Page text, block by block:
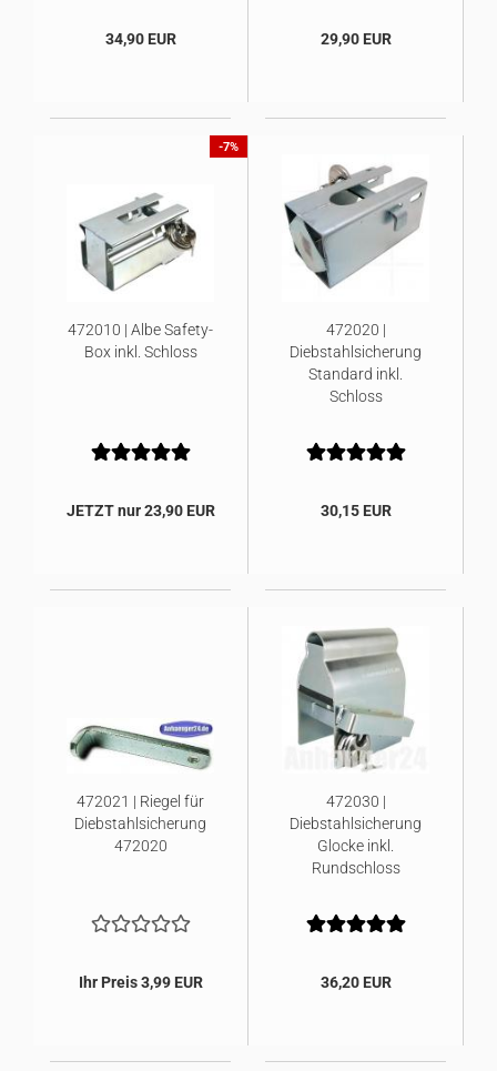
34,90 EUR 29,90 EUR
-7%
472010 | Albe Safety-
Box inkl. Schloss
JETZT nur 23,90 EUR
472020 |
Diebstahlsicherung
Standard inkl.
Schloss
30,15 EUR
472021 | Riegel für
Diebstahlsicherung
472020
Ihr Preis 3,99 EUR
472030 |
Diebstahlsicherung
Glocke inkl.
Rundschloss
36,20 EUR